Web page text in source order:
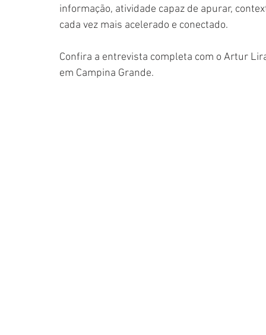
informação, atividade capaz de apurar,
cada vez mais acelerado e conectado.
Confira a entrevista completa com o Artur
em Campina Grande.